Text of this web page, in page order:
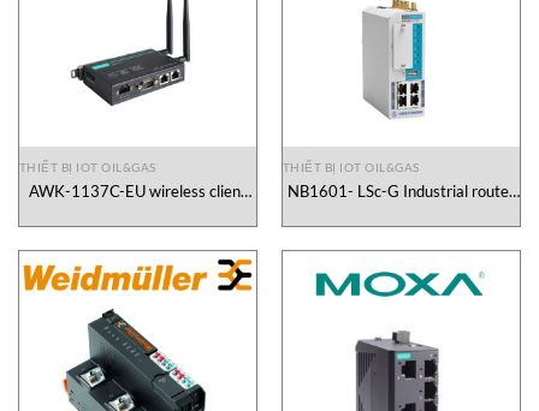
THIẾT BỊ IOT OIL&GAS
AWK-1137C-EU wireless client
THIẾT BỊ IOT OIL&GAS
NB1601- LSc-G Industrial router